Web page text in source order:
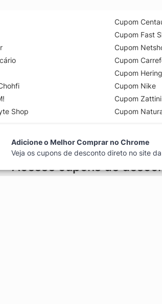
Shop
Cupom
Cupom Fast
Cupom
Cupom
Cupom Hering
Cupom Nike
Cupom Zattini
Cupom
Acesse cupons de
Adicione o Melhor Comprar no Chrome
Veja os cupons de desconto direto no site